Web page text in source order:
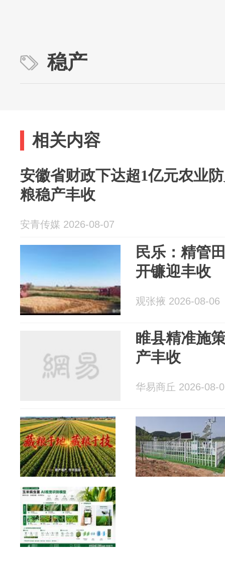
稳产
相关内容
安徽省财政下达超1亿元农业
粮稳产丰收
安青传媒 2026-08-07
民乐：精管
开镰迎丰收
观张掖 2026-08-06
睢县精准施
产丰收
华易商丘 2026-08-